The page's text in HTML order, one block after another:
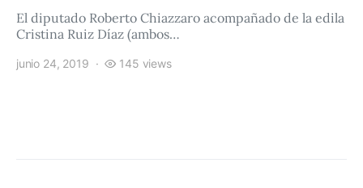
El diputado Roberto Chiazzaro acompañado de la edila
Cristina Ruiz Díaz (ambos…
junio 24, 2019 145 views